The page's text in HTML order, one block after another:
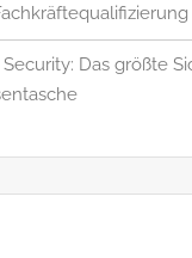
Das größte